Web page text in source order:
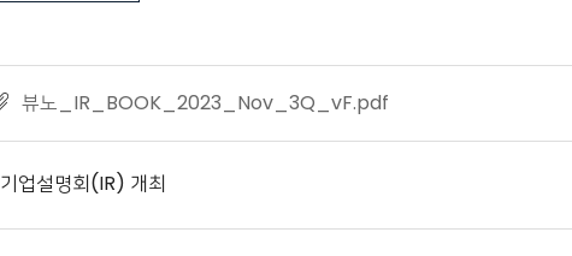
뷰노_IR_BOOK_2023_Nov_3Q_vF.pdf
기업설명회(IR) 개최